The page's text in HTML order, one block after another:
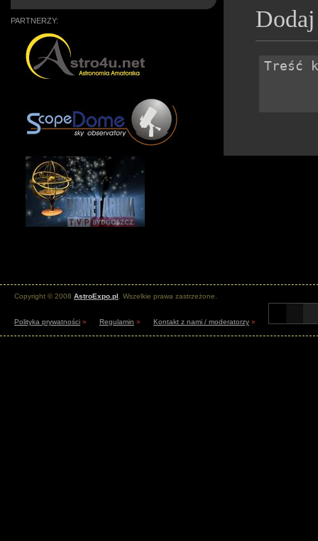
PARTNERZY:
Copyright © 2008 AstroExpo.pl . Wszelkie prawa zastrzeżone.
Polityka prywatności » Regulamin » Kontakt z nami / moderatorzy »